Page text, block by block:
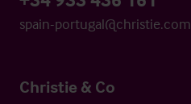
spain-portugal@christie.com
Christie & Co